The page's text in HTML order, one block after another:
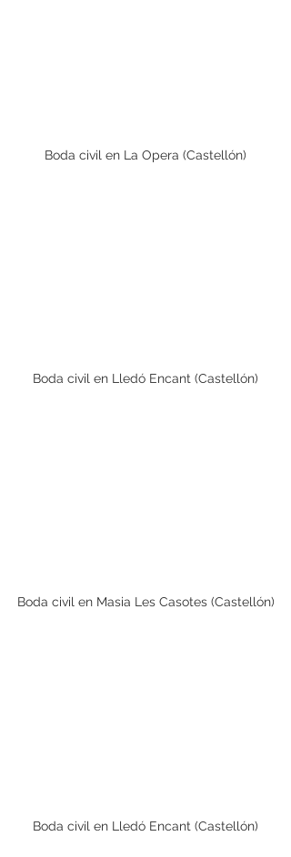
Boda civil en La Opera (Castellón)
Boda civil en Lledó Encant (Castellón)
Boda civil en Masia Les Casotes (Castellón)
Boda civil en Lledó Encant (Castellón)